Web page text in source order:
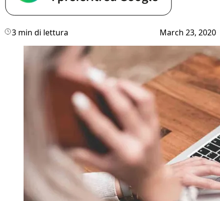
3 min di lettura March 23, 2020